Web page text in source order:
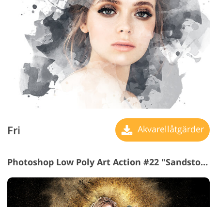
Fri Akvarellåtgärder
Photoshop Low Poly Art Action #22 "Sandstorm"